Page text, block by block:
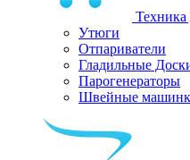
Техника
Утюги
Отпариватели
Гладильные
Парогенераторы
Швейные